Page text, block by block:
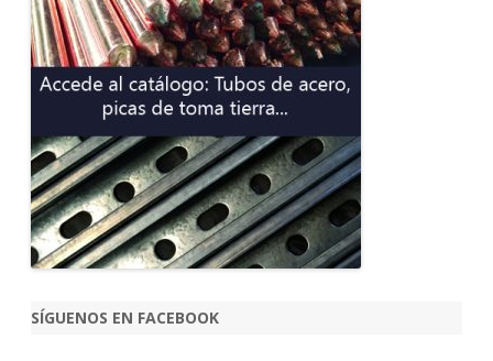
SÍGUENOS EN FACEBOOK